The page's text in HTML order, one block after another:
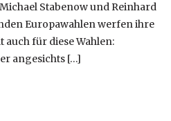
Stabenow und Reinhard
Europawahlen werfen ihre
auch für diese Wahlen:
angesichts […]